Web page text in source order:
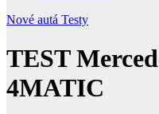
Nové autá Testy
TEST
4MATIC